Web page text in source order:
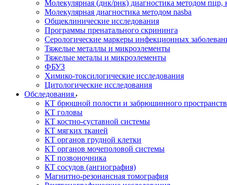
Молекулярная (днк/рнк) диагностика методом пцр,
Молекулярная диагностика методом nasba
Общеклинические исследования
Программы пренатального скрининга
Серологические маркеры инфекционных
Тяжелые металлы и микроэлементы
Тяжелые металы и микроэлементы
ФБУЗ
Химико-токсилогические исследования
Цитологические исследования
Обследования
КТ брюшной полости и забрюшинного
КТ головы
КТ костно-суставной системы
КТ мягких тканей
КТ органов грудной клетки
КТ органов мочеполовой системы
КТ позвоночника
КТ сосудов (ангиография)
Магнитно-резонансная томография